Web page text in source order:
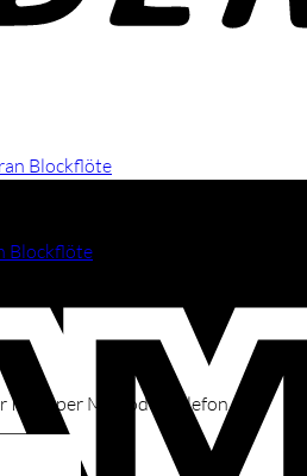
Blockflöte
Infos per Mail oder Telefon